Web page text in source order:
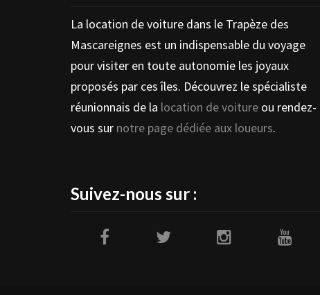
La location de voiture dans le Trapèze des
Mascareignes est un indispensable du voyage
pour visiter en toute autonomie les joyaux
proposés par ces îles. Découvrez le spécialiste
réunionnais de la location de voiture ou rendez-
vous sur notre page dédiée aux loueurs.
Suivez-nous sur :